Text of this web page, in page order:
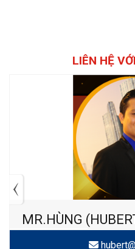
LIÊN HỆ
MR.HÙNG